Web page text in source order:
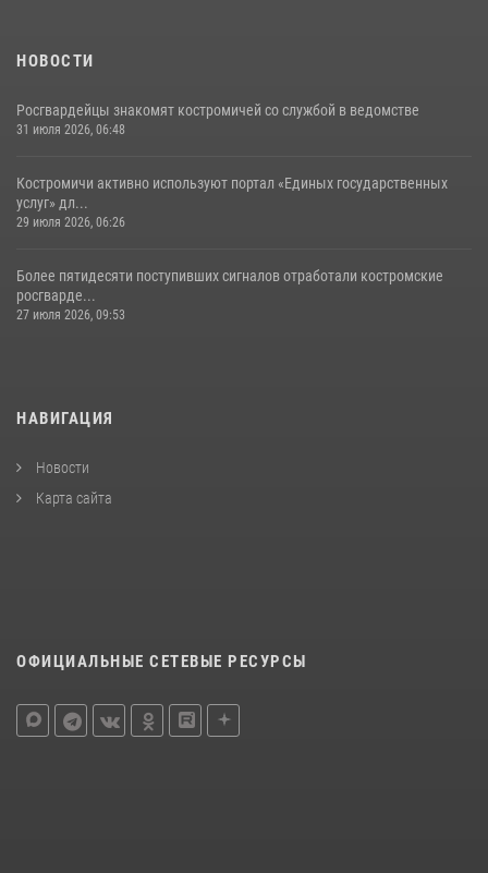
НОВОСТИ
Росгвардейцы знакомят костромичей со службой в ведомстве
31 июля 2026, 06:48
Костромичи активно используют портал «Единых государственных
услуг» дл...
29 июля 2026, 06:26
Более пятидесяти поступивших сигналов отработали костромские
росгварде...
27 июля 2026, 09:53
НАВИГАЦИЯ
Новости
Карта сайта
ОФИЦИАЛЬНЫЕ СЕТЕВЫЕ РЕСУРСЫ